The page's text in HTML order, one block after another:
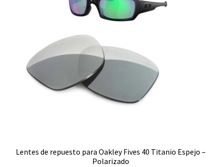
Lentes de repuesto para Oakley Fives 40 Titanio Espejo –
Polarizado